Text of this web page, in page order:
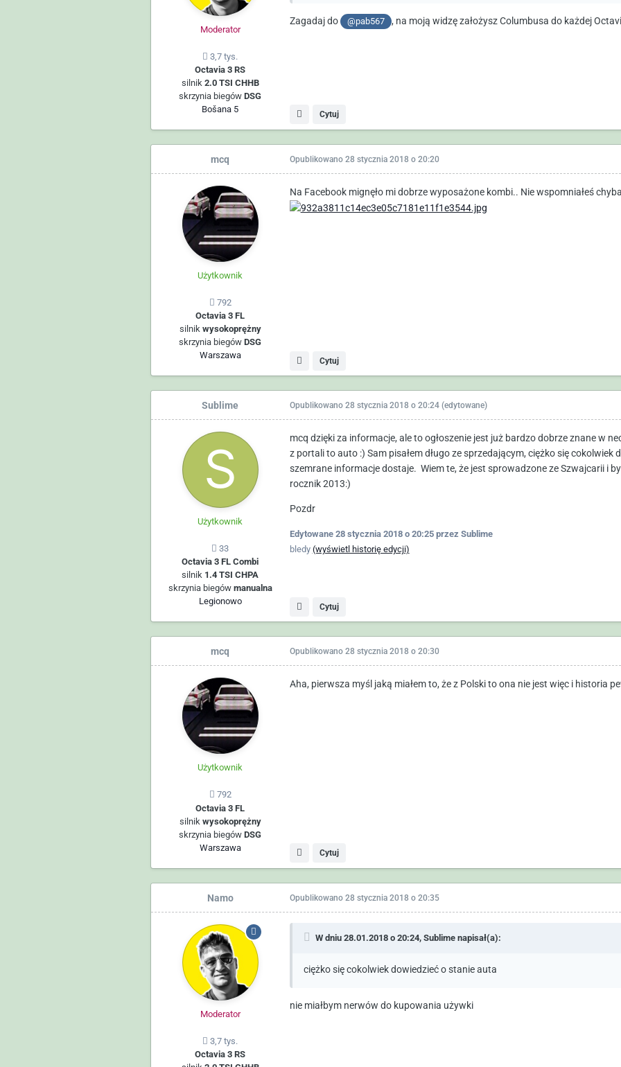
Moderator
3,7 tys.
Octavia 3 RS
silnik 2.0 TSI CHHB
skrzynia biegówDSG
Bošana 5
Zagadaj do @pab567 , na moją widzę założysz Columbusa do każdej
Cytuj
mcq
Użytkownik
792
Octavia 3 FL
silnik wysokoprężny
skrzynia biegówDSG
Warszawa
Opublikowano 28 stycznia 2018 o 20:20
Na Facebook mignęło mi dobrze wyposażone kombi.. Nie wspomniałeś
Cytuj
Sublime
Użytkownik
33
Octavia 3 FL Combi
silnik 1.4 TSI CHPA
skrzynia biegów manualna
Legionowo
Opublikowano 28 stycznia 2018 o 20:24 (edytowane)
mcq dzięki za informacje, ale to ogłoszenie jest już bardzo dobrze znane w
z portali to auto :) Sam pisałem długo ze sprzedającym, ciężko się cokolwiek
szemrane informacje dostaje. Wiem te, że jest sprowadzone ze Szwajcarii i
rocznik 2013:)
Pozdr
Edytowane 28 stycznia 2018 o 20:25przez Sublime
bledy (wyświetl historię edycji)
Cytuj
mcq
Użytkownik
792
Octavia 3 FL
silnik wysokoprężny
skrzynia biegówDSG
Warszawa
Opublikowano 28 stycznia 2018 o 20:30
Aha, pierwsza myśl jaką miałem to, że z Polski to ona nie jest więc i historia
Cytuj
Namo
Moderator
3,7 tys.
Octavia 3 RS
Opublikowano 28 stycznia 2018 o 20:35
W dniu 28.01.2018 o 20:24, Sublimenapisał(a):
ciężko się cokolwiek dowiedzieć o stanie auta
nie miałbym nerwów do kupowania używki